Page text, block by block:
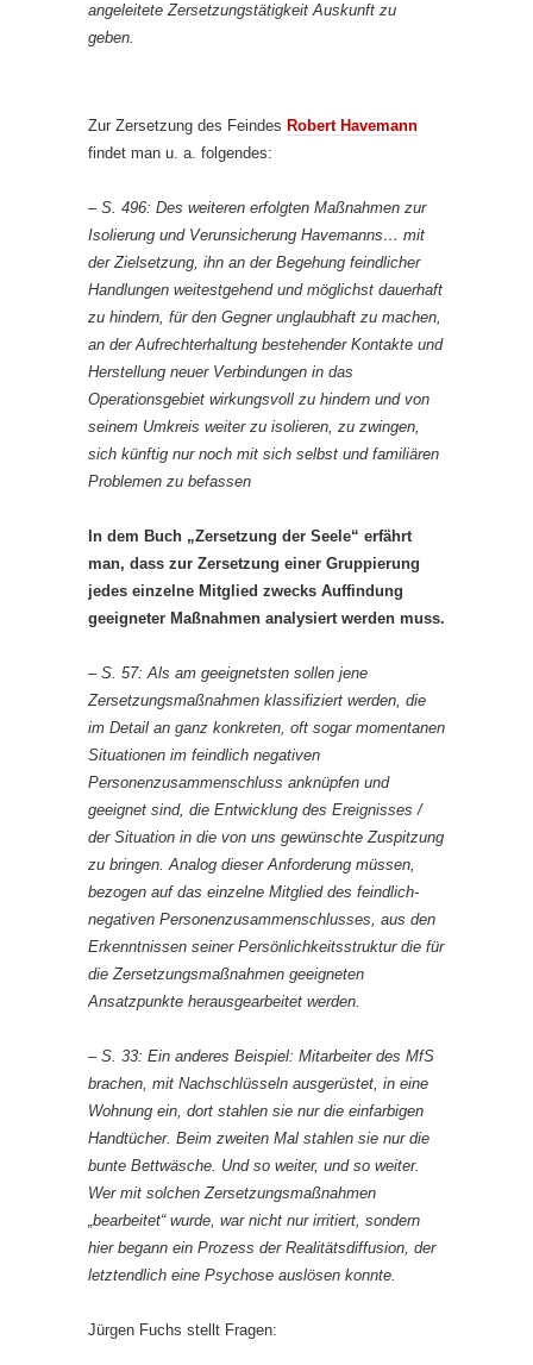
angeleitete Zersetzungstätigkeit Auskunft zu
geben.
Zur Zersetzung des Feindes Robert Havemann
findet man u. a. folgendes:
– S. 496: Des weiteren erfolgten Maßnahmen zur
Isolierung und Verunsicherung Havemanns… mit
der Zielsetzung, ihn an der Begehung feindlicher
Handlungen weitestgehend und möglichst dauerhaft
zu hindern, für den Gegner unglaubhaft zu machen,
an der Aufrechterhaltung bestehender Kontakte und
Herstellung neuer Verbindungen in das
Operationsgebiet wirkungsvoll zu hindern und von
seinem Umkreis weiter zu isolieren, zu zwingen,
sich künftig nur noch mit sich selbst und familiären
Problemen zu befassen
In dem Buch „Zersetzung der Seele“ erfährt
man, dass zur Zersetzung einer Gruppierung
jedes einzelne Mitglied zwecks Auffindung
geeigneter Maßnahmen analysiert werden muss.
– S. 57: Als am geeignetsten sollen jene
Zersetzungsmaßnahmen klassifiziert werden, die
im Detail an ganz konkreten, oft sogar momentanen
Situationen im feindlich negativen
Personenzusammenschluss anknüpfen und
geeignet sind, die Entwicklung des Ereignisses /
der Situation in die von uns gewünschte Zuspitzung
zu bringen. Analog dieser Anforderung müssen,
bezogen auf das einzelne Mitglied des feindlich-
negativen Personenzusammenschlusses, aus den
Erkenntnissen seiner Persönlichkeitsstruktur die für
die Zersetzungsmaßnahmen geeigneten
Ansatzpunkte herausgearbeitet werden.
– S. 33: Ein anderes Beispiel: Mitarbeiter des MfS
brachen, mit Nachschlüsseln ausgerüstet, in eine
Wohnung ein, dort stahlen sie nur die einfarbigen
Handtücher. Beim zweiten Mal stahlen sie nur die
bunte Bettwäsche. Und so weiter, und so weiter.
Wer mit solchen Zersetzungsmaßnahmen
„bearbeitet“ wurde, war nicht nur irritiert, sondern
hier begann ein Prozess der Realitätsdiffusion, der
letztendlich eine Psychose auslösen konnte.
Jürgen Fuchs stellt Fragen: